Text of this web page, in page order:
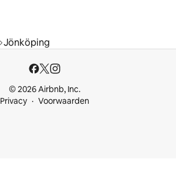
Jönköping
© 2026 Airbnb, Inc.
Privacy
Voorwaarden